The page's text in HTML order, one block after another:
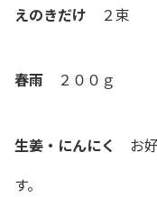
えのきだけ ２束
春雨 ２００ｇ
生姜・にんにく
お
す。